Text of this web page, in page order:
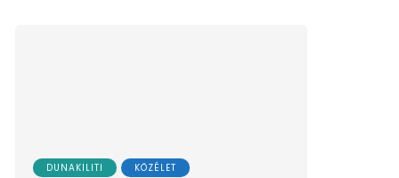
DUNAKILITI
KÖZÉLET